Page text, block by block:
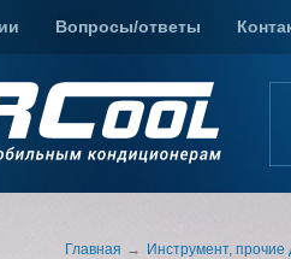
Вопросы/ответы
Главная Инструмент, прочие